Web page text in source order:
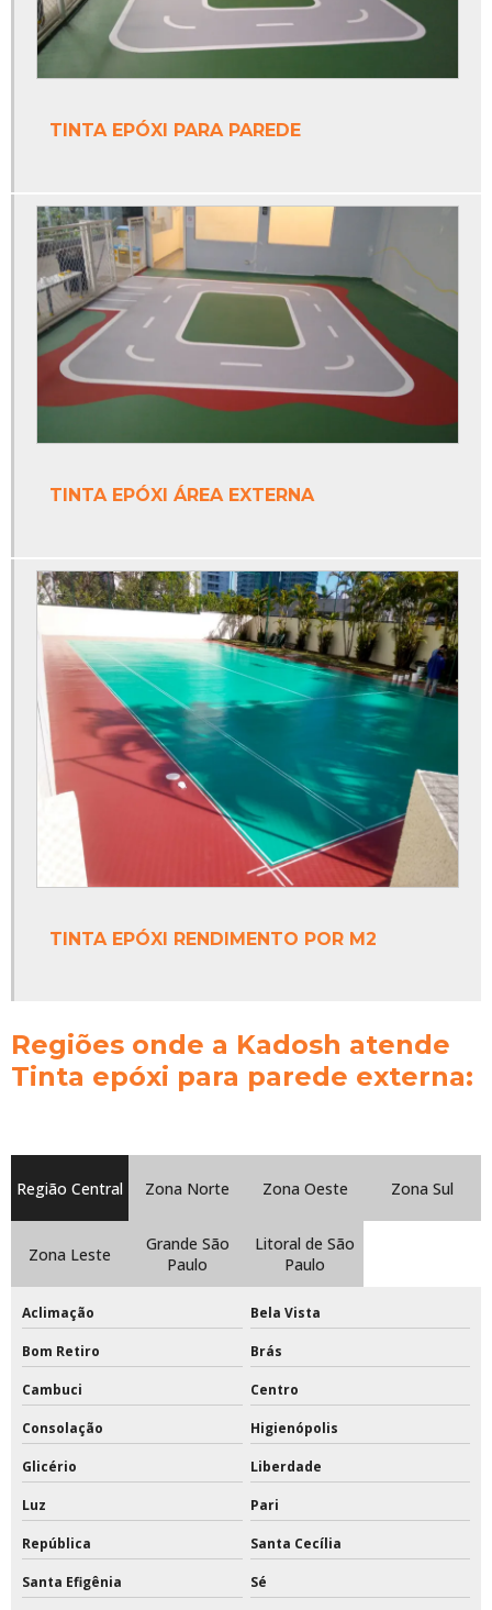
Fábrica de tinta epóxi para piso
Fábrica de trave de futsal
Fabricantes de tintas poliuretano
Onde vende trave de futsal
Piso monolítico
Piso monolítico antiderrapante
Piso monolítico epóxi
Piso monolítico externo
Piso monolítico para playground
Piso para quadra poliesportiva
Poste de vôlei oficial
Poste de vôlei profissional
Poste móvel para vôlei
Poste para rede de beach tennis
Poste para rede de vôlei
Poste para vôlei
Preço de trave de futebol de campo
Preço tabela de basquete oficial em acrílico
Preço tinta epóxi para quadras esportivas
Primer pu
Primer pu para madeira
Rede de beach tennis
Rede de beach tennis completa
TINTA EPÓXI PARA PAREDE
TINTA EPÓXI ÁREA EXTERNA
TINTA EPÓXI RENDIMENTO POR M2
Regiões onde a Kadosh atende
Tinta epóxi para parede externa:
Região Central Zona Norte Zona Oeste Zona Sul
Zona Leste
Grande São
Paulo
Litoral de São
Paulo
Aclimação Bela Vista
Bom Retiro Brás
Cambuci Centro
Consolação Higienópolis
Glicério Liberdade
Luz Pari
República Santa Cecília
Santa Efigênia Sé